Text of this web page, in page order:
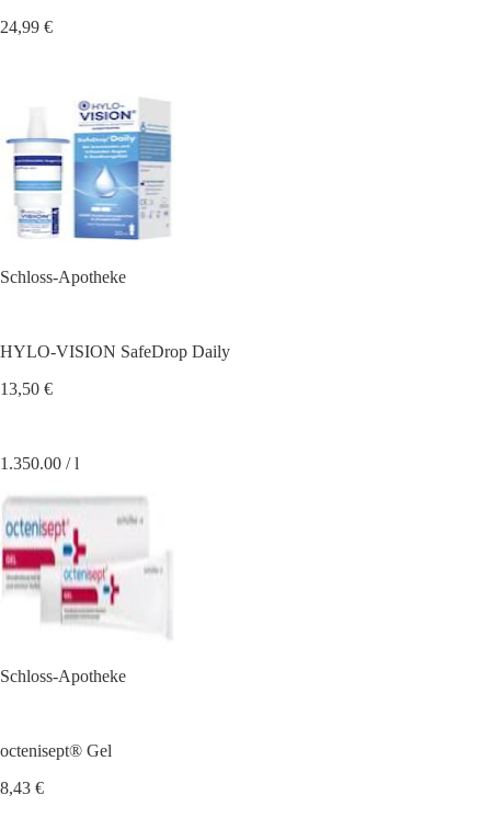
24,99 €
Schloss-Apotheke
HYLO-VISION SafeDrop Daily
13,50 €
1.350.00 / l
Schloss-Apotheke
octenisept® Gel
8,43 €